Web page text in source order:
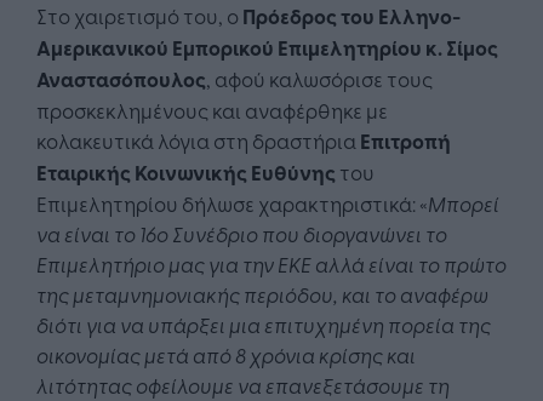
Στο χαιρετισμό του, ο Πρόεδρος του Ελληνο-
Αμερικανικού Εμπορικού Επιμελητηρίου κ. Σίμος
Αναστασόπουλος, αφού καλωσόρισε τους
προσκεκλημένους και αναφέρθηκε με
κολακευτικά λόγια στη δραστήρια Επιτροπή
Εταιρικής Κοινωνικής Ευθύνης του
Επιμελητηρίου δήλωσε χαρακτηριστικά: «Μπορεί
να είναι το 16ο Συνέδριο που διοργανώνει το
Επιμελητήριο μας για την ΕΚΕ αλλά είναι το πρώτο
της μεταμνημονιακής περιόδου, και το αναφέρω
διότι για να υπάρξει μια επιτυχημένη πορεία της
οικονομίας μετά από 8 χρόνια κρίσης και
λιτότητας οφείλουμε να επανεξετάσουμε τη